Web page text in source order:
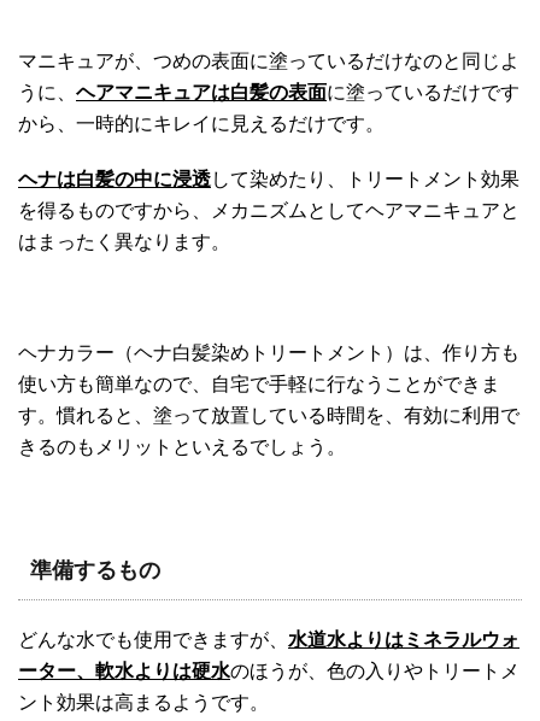
マニキュアが、つめの表面に塗っているだけなのと同じよ
うに、 ヘアマニキュアは白髪の表面に塗っているだけです
から、一時的にキレイに見えるだけです。
ヘナは白髪の中に浸透して染めたり、トリートメント効果
を得るものですから、メカニズムとしてヘアマニキュアと
はまったく異なります。
ヘナカラー（ヘナ白髪染めトリートメント）は、作り方も
使い方も簡単なので、自宅で手軽に行なうことができま
す。慣れると、塗って放置している時間を、有効に利用で
きるのもメリットといえるでしょう。
準備するもの
どんな水でも使用できますが、 水道水よりはミネラルウォ
ーター、軟水よりは硬水のほうが、色の入りやトリートメ
ント効果は高まるようです。